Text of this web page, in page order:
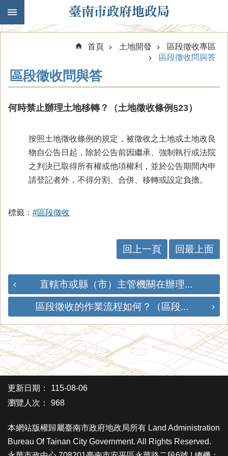
跳到主要內容區塊
首頁 土地開發
區段徵收專區
區段徵收問與答
區段徵收問與答
何時禁止辦理土地移轉？（土地徵收條例§23）
按照土地徵收條例的規定，被徵收之土地或土地改良
物自公告日起，除於公告前因繼承、強制執行或法院
之判決已取得所有權或他項權利，並於公告期間內申
請登記者外，不得分割、合併、移轉或設定負擔。
標籤： #區段徵收
回上一頁 回最上面
直轄市或縣（市）主管機關在辦理...
區段徵收的作業流程如何？（區段...
更新日期：
115-08-06
瀏覽人次：
968
本網站版權歸屬臺南市政府地政局所有 Land Administration
Bureau Of Tainan City Government. All Rights Reserved.